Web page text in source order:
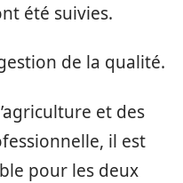
été suivies.
de la qualité.
et des
il est
pour les deux